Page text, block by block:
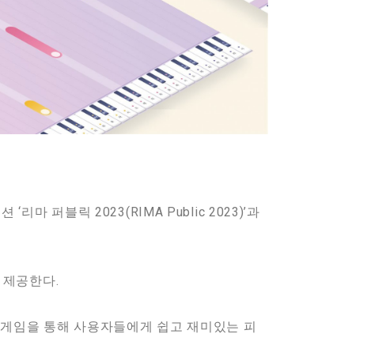
‘리마 퍼블릭 2023(RIMA Public 2023)’과
공한다.
임을 통해 사용자들에게 쉽고 재미있는 피